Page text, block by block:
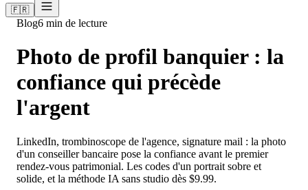
🇫🇷
Blog6 min de lecture
Photo de profil banquier : la
confiance qui précède
l'argent
LinkedIn, trombinoscope de l'agence, signature mail : la photo
d'un conseiller bancaire pose la confiance avant le premier
rendez-vous patrimonial. Les codes d'un portrait sobre et
solide, et la méthode IA sans studio dès $9.99.